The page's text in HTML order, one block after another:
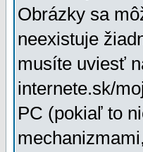
Obrázky sa
neexistuje
musíte uviesť
internete.sk/
PC (pokiaľ to